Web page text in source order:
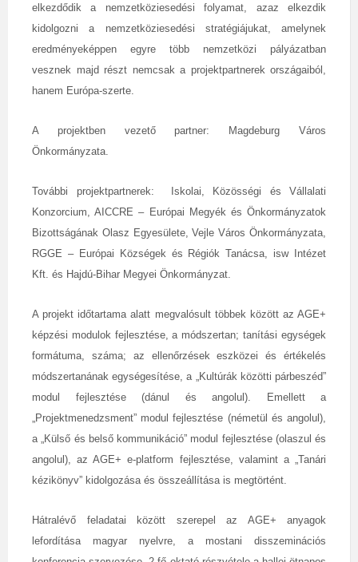
elkezdődik a nemzetköziesedési folyamat, azaz elkezdik
kidolgozni a nemzetköziesedési stratégiájukat, amelynek
eredményeképpen egyre több nemzetközi pályázatban
vesznek majd részt nemcsak a projektpartnerek országaiból,
hanem Európa-szerte.
A projektben vezető partner: Magdeburg Város
Önkormányzata.
További projektpartnerek: Iskolai, Közösségi és Vállalati
Konzorcium, AICCRE – Európai Megyék és Önkormányzatok
Bizottságának Olasz Egyesülete, Vejle Város Önkormányzata,
RGGE – Európai Községek és Régiók Tanácsa, isw Intézet
Kft. és Hajdú-Bihar Megyei Önkormányzat.
A projekt időtartama alatt megvalósult többek között az AGE+
képzési modulok fejlesztése, a módszertan; tanítási egységek
formátuma, száma; az ellenőrzések eszközei és értékelés
módszertanának egységesítése, a „Kultúrák közötti párbeszéd”
modul fejlesztése (dánul és angolul). Emellett a
„Projektmenedzsment” modul fejlesztése (németül és angolul),
a „Külső és belső kommunikáció” modul fejlesztése (olaszul és
angolul), az AGE+ e-platform fejlesztése, valamint a „Tanári
kézikönyv” kidolgozása és összeállítása is megtörtént.
Hátralévő feladatai között szerepel az AGE+ anyagok
lefordítása magyar nyelvre, a mostani disszeminációs